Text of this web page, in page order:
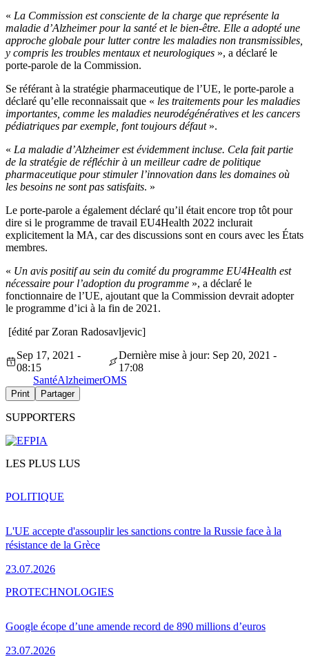
« La Commission est consciente de la charge que représente la
maladie d’Alzheimer pour la santé et le bien-être. Elle a adopté une
approche globale pour lutter contre les maladies non transmissibles,
y compris les troubles mentaux et neurologiques », a déclaré le
porte-parole de la Commission.
Se référant à la stratégie pharmaceutique de l’UE, le porte-parole a
déclaré qu’elle reconnaissait que « les traitements pour les maladies
importantes, comme les maladies neurodégénératives et les cancers
pédiatriques par exemple, font toujours défaut».
« La maladie d’Alzheimer est évidemment incluse. Cela fait partie
de la stratégie de réfléchir à un meilleur cadre de politique
pharmaceutique pour stimuler l’innovation dans les domaines où
les besoins ne sont pas satisfaits. »
Le porte-parole a également déclaré qu’il était encore trop tôt pour
dire si le programme de travail EU4Health 2022 inclurait
explicitement la MA, car des discussions sont en cours avec les États
membres.
« Un avis positif au sein du comité du programme EU4Health est
nécessaire pour l’adoption du programme », a déclaré le
fonctionnaire de l’UE, ajoutant que la Commission devrait adopter
le programme d’ici à la fin de 2021.
[édité par Zoran Radosavljevic]
Sep 17, 2021 -
08:15
Dernière mise à jour: Sep 20, 2021 -
17:08
SantéAlzheimerOMS
Print Partager
SUPPORTERS
LES PLUS LUS
L'UE accepte d'assouplir les sanctions contre la Russie face à la
résistance de la Grèce
23.07.2026
POLITIQUE
Google écope d’une amende record de 890 millions d’euros
23.07.2026
PROTECHNOLOGIES